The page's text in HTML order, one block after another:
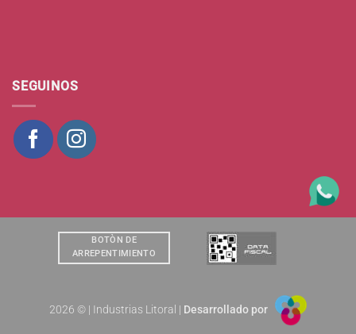
SEGUINOS
BOTÒN DE
ARREPENTIMIENTO
2026 © | Industrias Litoral | Desarrollado por